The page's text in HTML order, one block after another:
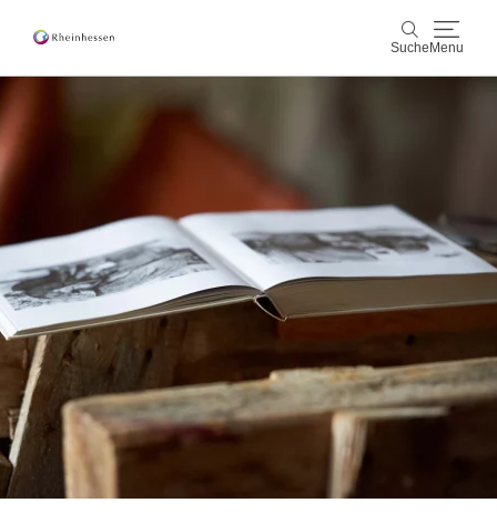
Suche Menu
Wein & Genuss
Aktiv & Natur
Kultur & Städte
Veranstaltungen
Buchung & Service
ShopRheinhessen-Blog Karte